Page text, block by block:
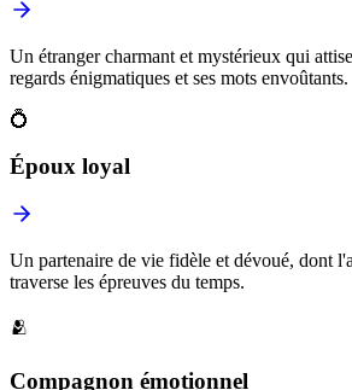
Un étranger charmant et mystérieux qui
regards énigmatiques et ses mots envoûtants.
💍
Époux loyal
Un partenaire de vie fidèle et dévoué, dont
traverse les épreuves du temps.
🫂
Compagnon émotionnel